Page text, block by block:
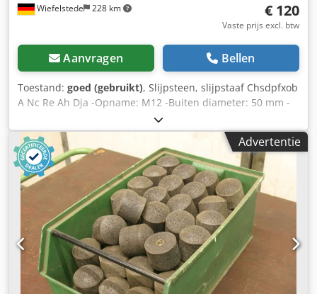
Wiefelstede 228 km € 120
Vaste prijs excl. btw
Aanvragen Bellen
Toestand: goed (gebruikt), Slijpsteen, slijpstaaf Chsdpfxob
A Nc Re Ah Dja -Opname: M12 -Buiten diameter: 50 mm -
Lengte: 65 mm -Aantal: 74 stuks -Verkoop: alleen compleet
-Gewicht: 28 kg
Advertentie